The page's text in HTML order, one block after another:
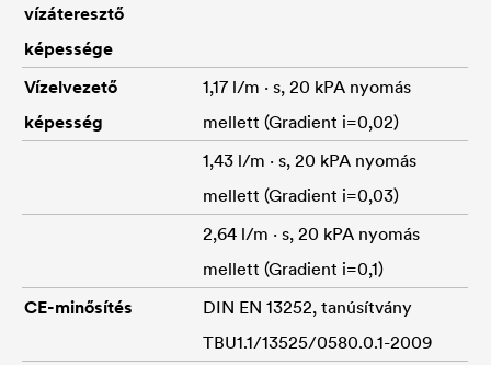
vízáteresztő
képessége
Vízelvezető
képesség
1,17 l/m · s, 20 kPA nyomás
mellett (Gradient i=0,02)
1,43 l/m · s, 20 kPA nyomás
mellett (Gradient i=0,03)
2,64 l/m · s, 20 kPA nyomás
mellett (Gradient i=0,1)
CE-minősítés
DIN EN 13252, tanúsítvány
TBU1.1/13525/0580.0.1-2009